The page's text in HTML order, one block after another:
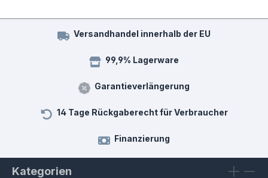
Versandhandel innerhalb der EU
99,9% Lagerware
Garantieverlängerung
14 Tage Rückgaberecht für Verbraucher
Finanzierung
Kategorien